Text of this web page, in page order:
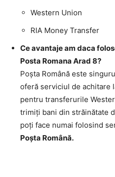
Western Union
RIA Money Transfer
Ce avantaje am daca
Posta Romana Arad 8?
Poşta Română este
oferă serviciul de achitare
pentru transferurile
trimiţi bani din străinătate
poţi face numai folosind
Poşta Română.